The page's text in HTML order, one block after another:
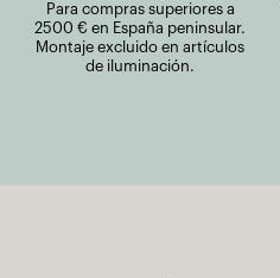
Para compras superiores a
2500 € en España peninsular.
Montaje excluido en artículos
de iluminación.